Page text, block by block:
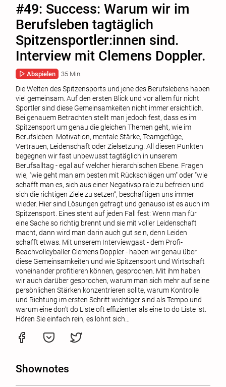
#49: Success: Warum wir im
Berufsleben tagtäglich
Spitzensportler:innen sind.
Interview mit Clemens Doppler.
Abspielen 35 Min.
Die Welten des Spitzensports und jene des Berufslebens haben
viel gemeinsam. Auf den ersten Blick und vor allem für nicht
Sportler sind diese Gemeinsamkeiten nicht immer ersichtlich.
Bei genauem Betrachten stellt man jedoch fest, dass es im
Spitzensport um genau die gleichen Themen geht, wie im
Berufsleben: Motivation, mentale Stärke, Teamgefüge,
Vertrauen, Leidenschaft oder Zielsetzung. All diesen Punkten
begegnen wir fast unbewusst tagtäglich in unserem
Berufsalltag - egal auf welcher hierarchischen Ebene. Fragen
wie, "wie geht man am besten mit Rückschlägen um" oder "wie
schafft man es, sich aus einer Negativspirale zu befreien und
sich die richtigen Ziele zu setzen“, beschäftigen uns immer
wieder. Hier sind Lösungen gefragt und genauso ist es auch im
Spitzensport. Eines steht auf jeden Fall fest: Wenn man für
eine Sache so richtig brennt und sie mit voller Leidenschaft
macht, dann wird man darin auch gut sein, denn Leiden
schafft etwas. Mit unserem Interviewgast - dem Profi-
Beachvolleyballer Clemens Doppler - haben wir genau über
diese Gemeinsamkeiten und wie Spitzensport und Wirtschaft
voneinander profitieren können, gesprochen. Mit ihm haben
wir auch darüber gesprochen, warum man sich mehr auf seine
persönlichen Stärken konzentrieren sollte, warum Kontrolle
und Richtung im ersten Schritt wichtiger sind als Tempo und
warum eine don’t do Liste oft effizienter als eine to do Liste ist.
Hören Sie einfach rein, es lohnt sich…
Shownotes